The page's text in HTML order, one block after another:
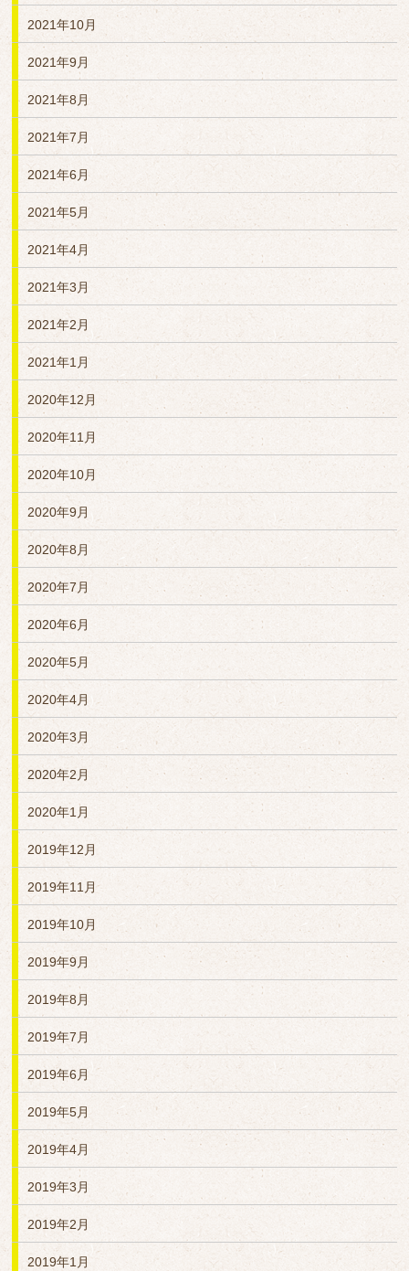
2021年10月
2021年9月
2021年8月
2021年7月
2021年6月
2021年5月
2021年4月
2021年3月
2021年2月
2021年1月
2020年12月
2020年11月
2020年10月
2020年9月
2020年8月
2020年7月
2020年6月
2020年5月
2020年4月
2020年3月
2020年2月
2020年1月
2019年12月
2019年11月
2019年10月
2019年9月
2019年8月
2019年7月
2019年6月
2019年5月
2019年4月
2019年3月
2019年2月
2019年1月